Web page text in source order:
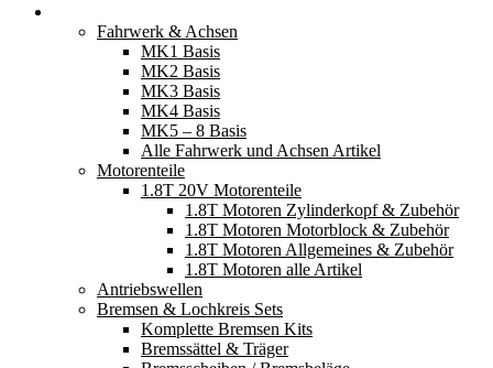
Fahrwerk & Achsen
MK1 Basis
MK2 Basis
MK3 Basis
MK4 Basis
MK5 – 8 Basis
Alle Fahrwerk und Achsen Artikel
Motorenteile
1.8T 20V Motorenteile
1.8T Motoren Zylinderkopf & Zubehör
1.8T Motoren Motorblock & Zubehör
1.8T Motoren Allgemeines & Zubehör
1.8T Motoren alle Artikel
Antriebswellen
Bremsen & Lochkreis Sets
Komplette Bremsen Kits
Bremssättel & Träger